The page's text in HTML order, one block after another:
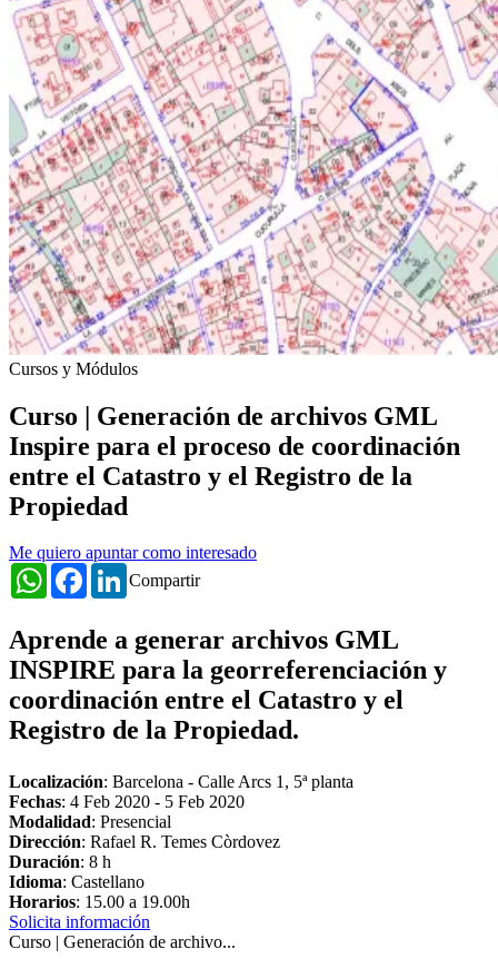
Cursos y Módulos
Curso | Generación de archivos GML
Inspire para el proceso de coordinación
entre el Catastro y el Registro de la
Propiedad
Me quiero apuntar como interesado
Compartir
WhatsAppFacebookLinkedIn
Aprende a generar archivos GML
INSPIRE para la georreferenciación y
coordinación entre el Catastro y el
Registro de la Propiedad.
Localización: Barcelona - Calle Arcs 1, 5ª planta
Fechas: 4 Feb 2020 - 5 Feb 2020
Modalidad: Presencial
Dirección: Rafael R. Temes Còrdovez
Duración: 8 h
Idioma: Castellano
Horarios: 15.00 a 19.00h
Solicita información
Curso | Generación de archivo...